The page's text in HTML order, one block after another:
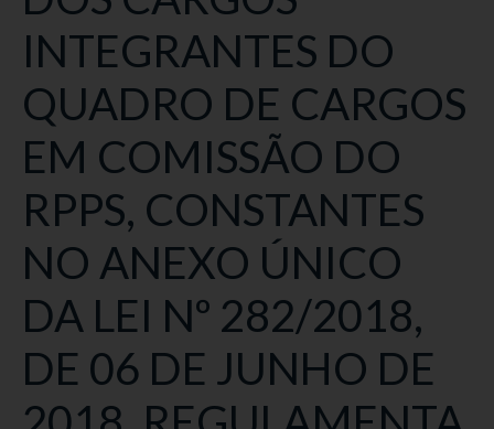
INTEGRANTES DO
QUADRO DE CARGOS
EM COMISSÃO DO
RPPS, CONSTANTES
NO ANEXO ÚNICO
DA LEI Nº 282/2018,
DE 06 DE JUNHO DE